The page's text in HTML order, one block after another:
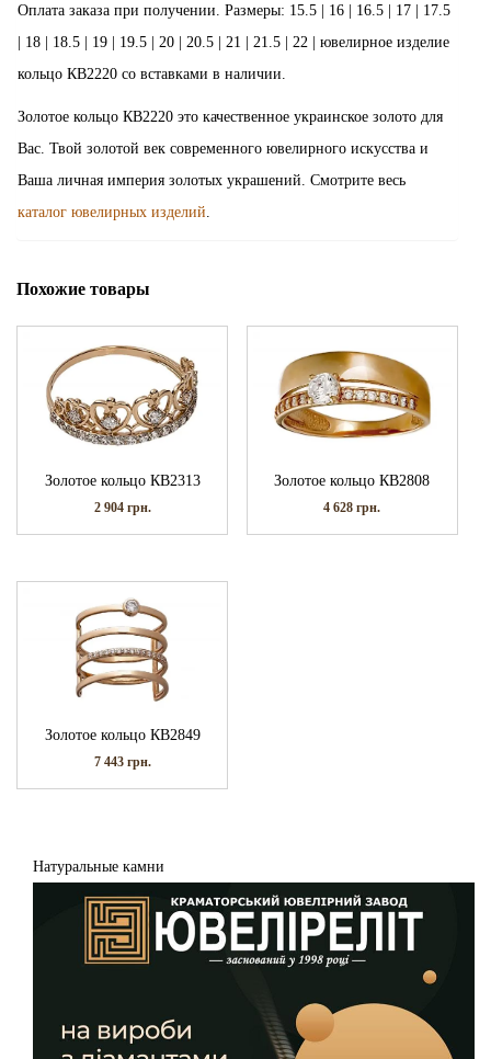
Оплата заказа при получении. Размеры: 15.5 | 16 | 16.5 | 17 | 17.5
| 18 | 18.5 | 19 | 19.5 | 20 | 20.5 | 21 | 21.5 | 22 | ювелирное изделие
кольцо КВ2220 со вставками в наличии.
Золотое кольцо КВ2220 это качественное украинское золото для
Вас. Твой золотой век современного ювелирного искусства и
Ваша личная империя золотых украшений. Смотрите весь
каталог ювелирных изделий
Похожие товары
Золотое кольцо КВ2313
2 904 грн.
Золотое кольцо КВ2808
4 628грн.
Золотое кольцо КВ2849
7 443 грн.
Натуральные камни